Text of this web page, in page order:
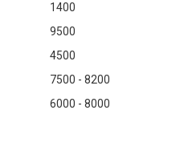
1400
9500
4500
7500 - 8200
6000 - 8000